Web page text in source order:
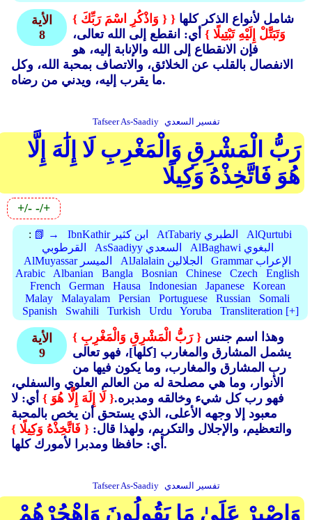
الأية
8
{ وَاذْكُرِ اسْمَ رَبِّكَ } شامل لأنواع الذكر كلها {
وَتَبَتَّلْ إِلَيْهِ تَبْتِيلًا } أي: انقطع إلى الله تعالى،
فإن الانقطاع إلى الله والإنابة إليه، هو
الانفصال بالقلب عن الخلائق، والاتصاف بمحبة الله، وكل
ما يقرب إليه، ويدني من رضاه.
Tafseer As-Saadiy تفسير السعدي
رَبُّ الْمَشْرِقِ وَالْمَغْرِبِ لَا إِلَٰهَ إِلَّا
هُوَ فَاتَّخِذْهُ وَكِيلًا
+/- -/+
: 📗 → IbnKathir ابن كثير AtTabariy الطبري
AlQurtubi
القرطوبي
AsSaadiyy السعدي
AlBaghawi البغوي
AlMuyassar الميسر
AlJalalain الجلالين
Grammar الإعراب
Arabic
Albanian Bangla Bosnian Chinese Czech
English
French
German Hausa Indonesian Japanese
Korean
Malay
Malayalam Persian Portuguese Russian
Somali
Spanish
Swahili Turkish Urdu Yoruba Transliteration [+]
الأية
9
{ رَبُّ الْمَشْرِقِ وَالْمَغْرِبِ }
يشمل المشارق والمغارب [كلها]، فهو تعالى
رب المشارق والمغارب، وما يكون فيها من
الأنوار، وما هي مصلحة له من العالم العلوي والسفلي،
فهو رب كل شيء وخالقه ومدبره.{ لَا إِلَهَ إِلَّا هُوَ } أي: لا
معبود إلا وجهه الأعلى، الذي يستحق أن يخص بالمحبة
والتعظيم، والإجلال والتكريم، ولهذا قال: { فَاتَّخِذْهُ وَكِيلًا }
أي: حافظا ومدبرا لأمورك كلها.
Tafseer As-Saadiy تفسير السعدي
وَاصْبِرْ عَلَىٰ مَا يَقُولُونَ وَاهْجُرْهُمْ